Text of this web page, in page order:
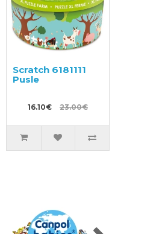
Scratch 6181111
Pusle
16.10€ 23.00€